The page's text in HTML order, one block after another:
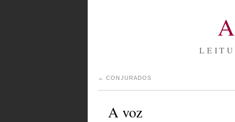
← CONJURADOS
A voz